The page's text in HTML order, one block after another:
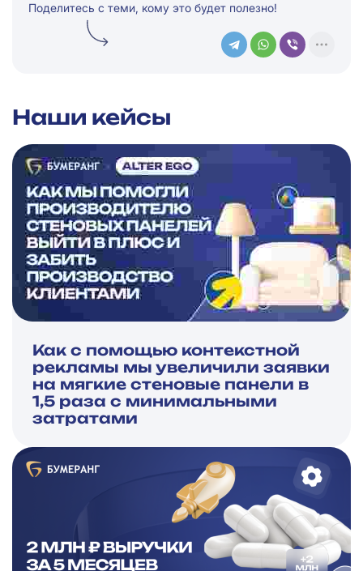
Поделитесь с теми, кому это будет полезно!
Наши кейсы
Как с помощью контекстной
рекламы мы увеличили заявки
на мягкие стеновые панели в
1,5 раза с минимальными
затратами